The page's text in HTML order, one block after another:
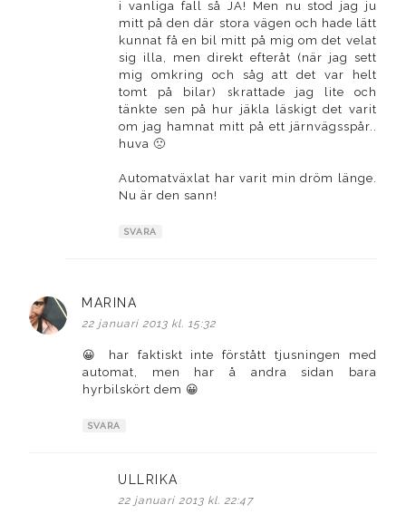
i vanliga fall så JA! Men nu stod jag ju
mitt på den där stora vägen och hade lätt
kunnat få en bil mitt på mig om det velat
sig illa, men direkt efteråt (när jag sett
mig omkring och såg att det var helt
tomt på bilar) skrattade jag lite och
tänkte sen på hur jäkla läskigt det varit
om jag hamnat mitt på ett järnvägsspår..
huva 🙁
Automatväxlat har varit min dröm länge.
Nu är den sann!
SVARA
MARINA
22 januari 2013 kl. 15:32
😀 har faktiskt inte förstått tjusningen med
automat, men har å andra sidan bara
hyrbilskört dem 😀
SVARA
ULLRIKA
22 januari 2013 kl. 22:47